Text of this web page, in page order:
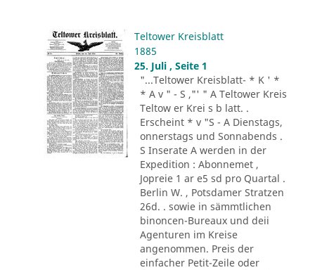
Teltower Kreisblatt
1885
25. Juli , Seite 1
"...Teltower Kreisblatt- * K ' *
* A v " - S ,"' " A Teltower Kreis
Teltow er Krei s b latt. .
Erscheint * v "S - A Dienstags,
onnerstags und Sonnabends .
S Inserate A werden in der
Expedition : Abonnemet ,
Jopreie 1 ar e5 sd pro Quartal .
Berlin W. , Potsdamer Stratzen
26d. . sowie in sämmtlichen
binoncen-Bureaux und deii
Agenturen im Kreise
angenommen. Preis der
einfacher Petit-Zeile oder